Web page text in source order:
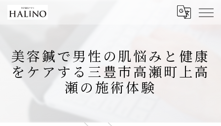
美容鍼で男性の肌悩みと健康
をケアする三豊市高瀬町上高
瀬の施術体験